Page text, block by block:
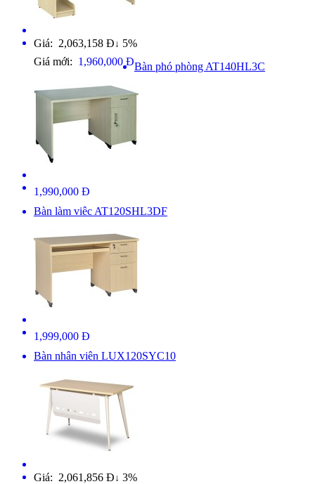
Giá: 2,063,158 Đ ↓ 5%
Giá mới: 1,960,000 ĐBàn phó phòng AT140HL3C
1,990,000 Đ
Bàn làm viêc AT120SHL3DF
1,999,000 Đ
Bàn nhân viên LUX120SYC10
Giá: 2,061,856 Đ ↓ 3%